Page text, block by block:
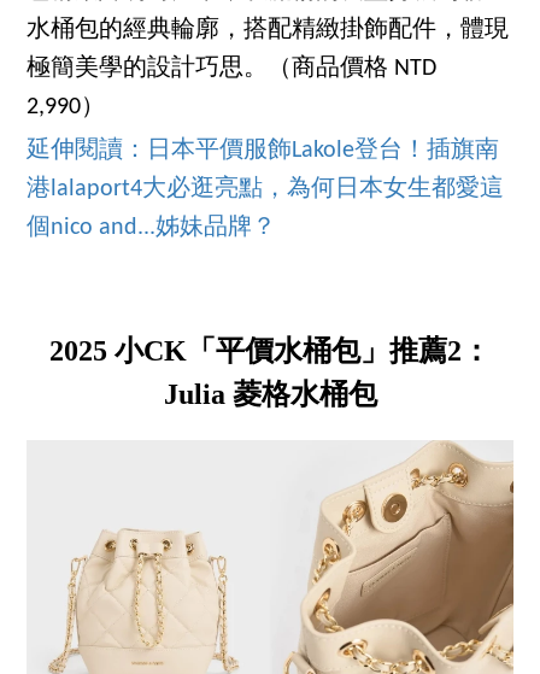
水桶包的經典輪廓，搭配精緻掛飾配件，體現
極簡美學的設計巧思。（商品價格 NTD
2,990）
延伸閱讀：日本平價服飾Lakole登台！插旗南
港lalaport4大必逛亮點，為何日本女生都愛這
個nico and...姊妹品牌？
2025 小CK「平價水桶包」推薦2：
Julia 菱格水桶包